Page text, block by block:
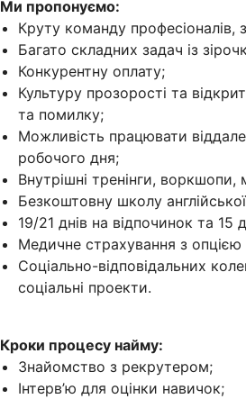
Ми пропонуємо:
Круту команду
Багато складних задач із
Конкурентну оплату;
Культуру прозорості та
та помилку;
Можливість працювати
робочого дня;
Внутрішні тренінги,
Безкоштовну школу
19/21 днів на відпочинок та 15
Медичне страхування з опцією
Соціально-відповідальних
соціальні проекти.
Кроки процесу найму:
Знайомство з рекрутером;
Інтерв’ю для оцінки навичок;